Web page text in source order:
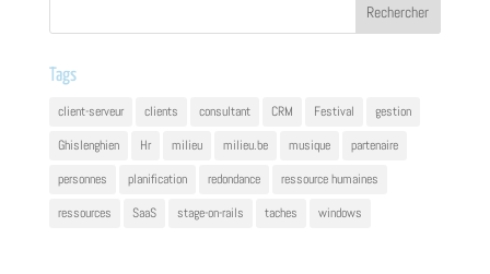
Tags
client-serveur clients consultant CRM Festival
gestion
Ghislenghien
Hr milieu milieu.be musique
partenaire
personnes
planification redondance
ressource humaines
ressources
SaaS stage-on-rails taches windows